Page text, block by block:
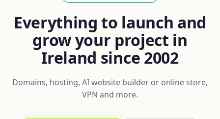
Everything to launch and
grow your project in
Ireland since 2002
Domains, hosting, AI website builder or online store,
VPN and more.